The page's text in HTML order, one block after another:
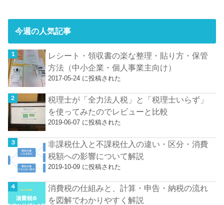
今週の人気記事
レシート・領収書の楽な整理・貼り方・保管
方法（中小企業・個人事業主向け）
2017-05-24 に投稿された
税理士が「全力法人税」と「税理士いらず」
を使ってみたのでレビューと比較
2019-06-07 に投稿された
非課税仕入と不課税仕入の違い・区分・消費
税額への影響について解説
2019-10-09 に投稿された
消費税の仕組みと、計算・申告・納税の流れ
を図解でわかりやすく解説